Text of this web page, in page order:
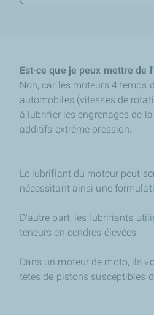
Est-ce que je peux mettre de
Non, car les moteurs 4 temps
automobiles (vitesses de
à lubrifier les engrenages de
additifs extrême pression.
Le lubrifiant du moteur peut
nécessitant ainsi une
D'autre part, les lubrifiants
teneurs en cendres élevées.
Dans un moteur de moto, ils
têtes de pistons susceptibles